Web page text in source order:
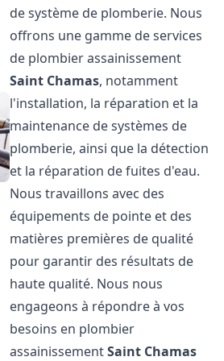
de système de plomberie. Nous
offrons une gamme de services
de plombier assainissement
Saint Chamas, notamment
l'installation, la réparation et la
maintenance de systèmes de
plomberie, ainsi que la détection
et la réparation de fuites d'eau.
Nous travaillons avec des
équipements de pointe et des
matières premières de qualité
pour garantir des résultats de
haute qualité. Nous nous
engageons à répondre à vos
besoins en plombier
assainissementSaint Chamas